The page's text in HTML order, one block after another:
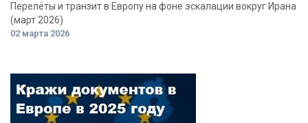
Перелёты и транзит в Европу на фоне эскалации вокруг Ирана
(март 2026)
02 марта 2026